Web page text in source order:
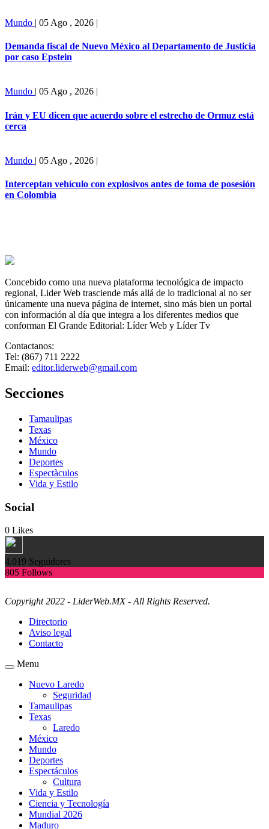
Mundo | 05 Ago , 2026 |
Demanda fiscal de Nuevo México al Departamento de Justicia
por caso Epstein
Mundo | 05 Ago , 2026 |
Irán y EU dicen que acuerdo sobre el estrecho de Ormuz está
cerca
Mundo | 05 Ago , 2026 |
Interceptan vehículo con explosivos antes de toma de posesión
en Colombia
Concebido como una nueva plataforma tecnológica de impacto
regional, Lider Web trasciende más allá de lo tradicional al no ser
únicamente una nueva página de internet, sino más bien un portal
con información al día que integra a los diferentes medios que
conforman El Grande Editorial: Líder Web y Líder Tv
Contactanos:
Tel: (867) 711 2222
Email: editor.liderweb@gmail.com
Secciones
Tamaulipas
Texas
México
Mundo
Deportes
Espectàculos
Vida y Estilo
Social
0 Likes
4.019 Seguidores
805 Follows
Copyright 2022 - LiderWeb.MX - All Rights Reserved.
Directorio
Aviso legal
Contacto
Menu
Nuevo Laredo
Seguridad
Tamaulipas
Texas
Laredo
México
Mundo
Deportes
Espectáculos
Cultura
Vida y Estilo
Ciencia y Tecnología
Mundial 2026
Maduro